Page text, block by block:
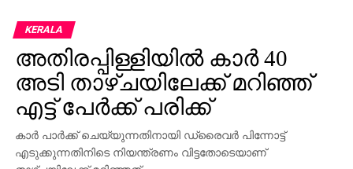
ചെയ്തു.
മകന്റെ വിവാഹം അടുത്തുള്ളതിനാല്‍ ഭീതിയില്‍പ്പെട്ട
അവര്‍ തട്ടിപ്പുകാരുടെ നിര്‍ദ്ദേശം അനുസരിക്കേണ്ടി
വന്നു. ‘ജാമ്യം’ എന്ന പേരില്‍ ആദ്യം രണ്ട് കോടി
രൂപയും തുടര്‍ന്ന് ബാങ്ക് അക്കൗണ്ടുകളില്‍ നിന്നുളള
മുഴുവന്‍ പണവും, സ്ഥിര നിക്ഷേപം ഉള്‍പ്പെടെ,
കൈമാറി. ‘ക്ലിയറന്‍സ് സര്‍ട്ടിഫിക്കറ്റ്’ എന്ന പേരില്‍
KERALA
അതിരപ്പിള്ളിയില്‍ കാര്‍ 40
അടി താഴ്ചയിലേക്ക് മറിഞ്ഞ്
എട്ട് പേര്‍ക്ക് പരിക്ക്
കാര്‍ പാര്‍ക്ക് ചെയ്യുന്നതിനായി ഡ്രൈവര്‍ പിന്നോട്ട്
എടുക്കുന്നതിനിടെ നിയന്ത്രണം വിട്ടതോടെയാണ്